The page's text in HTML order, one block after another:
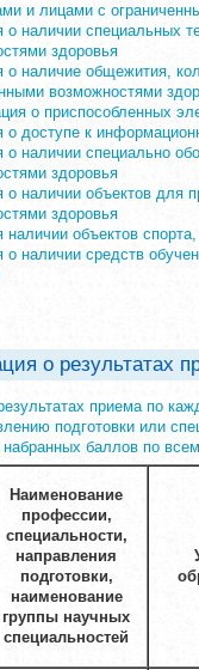
и лицами с
о наличии специальных
здоровья
о наличие общежития,
возможностями
о приспособленных
о доступе к
о наличии специально
здоровья
о наличии объектов для
здоровья
наличии объектов
о наличии средств
о результатах
приема по
подготовки или
баллов по
Наименование
профессии,
специальности,
направления
подготовки,
наименование
группы научных
специальностей